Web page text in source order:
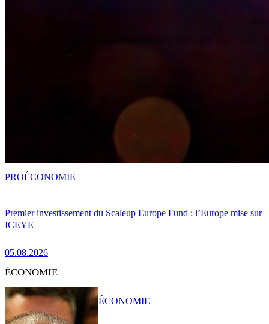
Premier investissement du Scaleup Europe Fund : l’Europe mise sur
ICEYE
05.08.2026
PROÉCONOMIE
ÉCONOMIE
ÉCONOMIE